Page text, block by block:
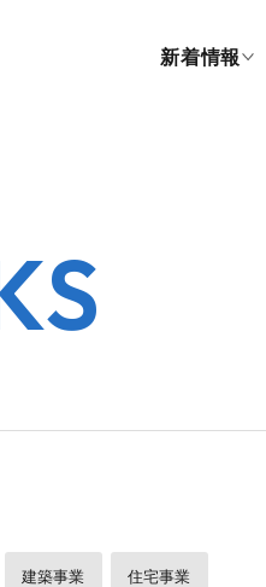
新着情報
建築事業 住宅事業